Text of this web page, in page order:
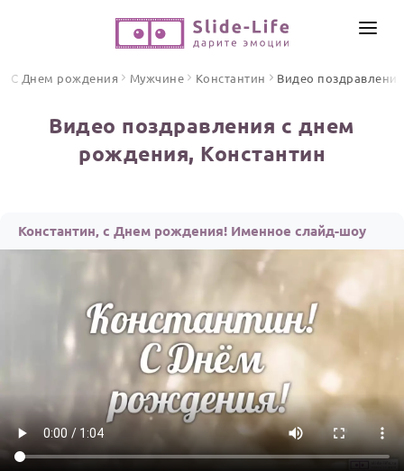
ПО ФОРМАТУ
Открытки
ПРАЗДНИКИ
С Днем рождения
Свадьба
Годовщина свадьбы
Календарь праздников
ИНСТРУМЕНТЫ
ОТЗЫВЫ
С Днем рождения Мужчине Константин Видео поздравления
Видео поздравления с днем
рождения, Константин
Константин, с Днем рождения! Именное слайд-шоу